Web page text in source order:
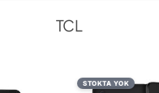
TCL
STOKTA YOK